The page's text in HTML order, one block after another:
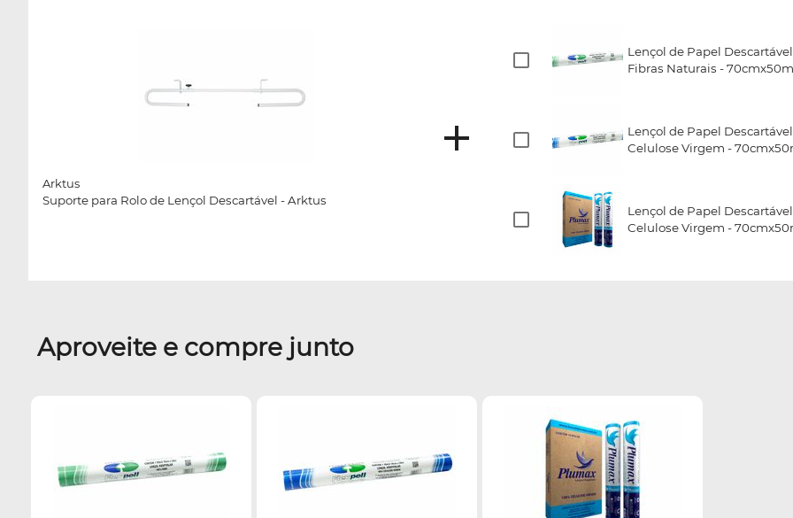
Arktus
Suporte para Rolo de Lençol Descartável - Arktus
Lençol de Papel Descartável
Fibras Naturais -
Lençol de Papel Descartável
Celulose Virgem -
Lençol de Papel Descartável
Celulose Virgem -
Aproveite e compre junto